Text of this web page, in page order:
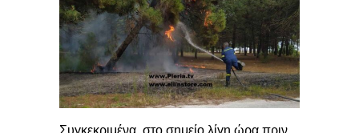
Συγκεκριμένα, στο σημείο λίγη ώρα πριν